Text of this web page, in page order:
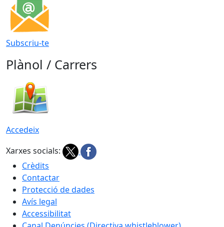
Subscriu-te
Plànol / Carrers
Accedeix
Xarxes socials:
Crèdits
Contactar
Protecció de dades
Avís legal
Accessibilitat